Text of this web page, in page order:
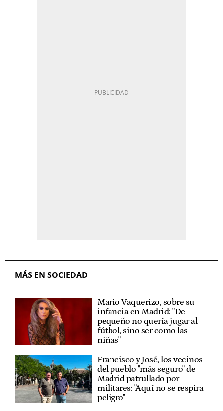
MÁS EN SOCIEDAD
Mario Vaquerizo, sobre su
infancia en Madrid: "De
pequeño no quería jugar al
fútbol, sino ser como las
niñas"
Francisco y José, los vecinos
del pueblo "más seguro" de
Madrid patrullado por
militares: "Aquí no se respira
peligro"